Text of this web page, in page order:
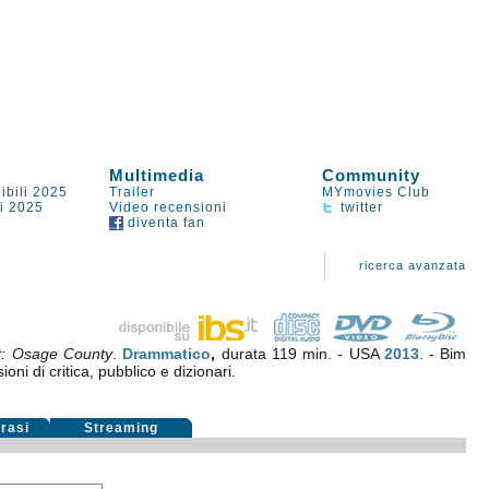
Multimedia Community
2025 Trailer
MYmovies Club
2025
Video recensioni
twitter
diventa fan
ricerca avanzata
Osage County. Drammatico, durata 119 min. - USA 2013. - Bim
di critica, pubblico e dizionari.
Streaming